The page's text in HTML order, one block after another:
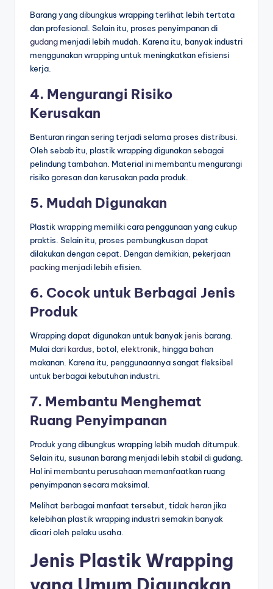
Barang yang dibungkus wrapping terlihat lebih tertata
dan profesional. Selain itu, proses penyimpanan di
gudangmenjadi lebih mudah. Karena itu, banyak industri
menggunakan wrapping untuk meningkatkan efisiensi
kerja.
4. Mengurangi Risiko
Kerusakan
Benturan ringan sering terjadi selama proses distribusi.
Oleh sebab itu, plastik wrapping digunakan sebagai
pelindung tambahan. Material ini membantu mengurangi
risiko goresan dan kerusakan pada produk.
5. Mudah Digunakan
Plastik wrapping memiliki cara penggunaan yang cukup
praktis. Selain itu, proses pembungkusan dapat
dilakukan dengan cepat. Dengan demikian, pekerjaan
packingmenjadi lebih efisien.
6. Cocok untuk Berbagai Jenis
Produk
Wrapping dapat digunakan untuk banyak jenis barang.
Mulai dari kardus, botol, elektronik, hingga bahan
makanan. Karena itu, penggunaannya sangat fleksibel
untuk berbagai kebutuhan industri.
7. Membantu Menghemat
Ruang Penyimpanan
Produk yang dibungkus wrapping lebih mudah ditumpuk.
Selain itu, susunan barang menjadi lebih stabil di gudang.
Hal ini membantu perusahaan memanfaatkan ruang
penyimpanan secara maksimal.
Melihat berbagai manfaat tersebut, tidak heran jika
kelebihan plastik wrapping industri semakin banyak
dicari oleh pelaku usaha.
Jenis Plastik Wrapping